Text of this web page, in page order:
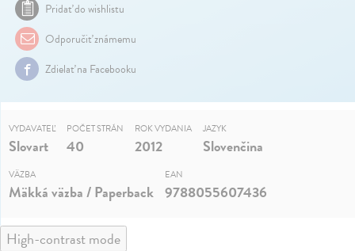
Pridať do wishlistu
Odporučiť známemu
Zdielať na Facebooku
VYDAVATEĽ
Slovart
POČET STRÁN
40
ROK VYDANIA
2012
JAZYK
Slovenčina
VÄZBA
Mäkká väzba / Paperback
EAN
9788055607436
High-contrast mode